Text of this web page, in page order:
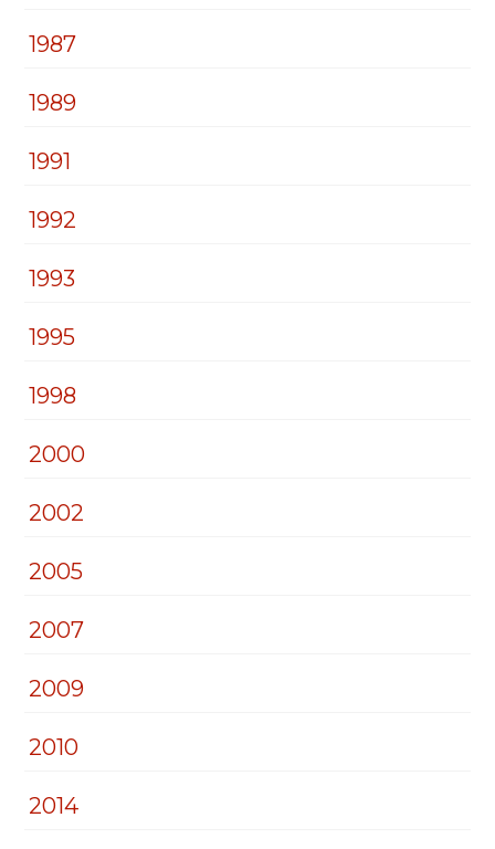
1987
1989
1991
1992
1993
1995
1998
2000
2002
2005
2007
2009
2010
2014